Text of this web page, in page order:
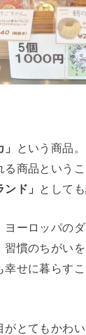
という商品。
る商品という
ンド」 として
ヨーロッパの
習慣のちがい
幸せに暮らす
とてもかわい